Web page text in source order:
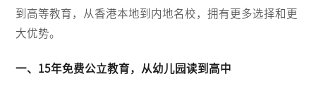
到高等教育，从香港本地到内地名校，拥有更多选择和更
大优势。
一、15年免费公立教育，从幼儿园读到高中